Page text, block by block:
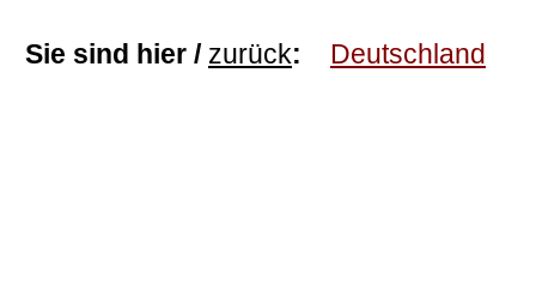
Sie sind hier / zurück: Deutschland